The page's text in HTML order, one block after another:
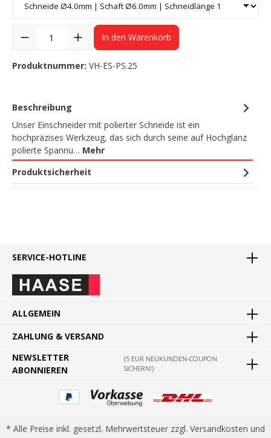
In den Warenkorb
Produktnummer: VH-ES-PS.25
Beschreibung
Unser Einschneider mit polierter Schneide ist ein
hochpräzises Werkzeug, das sich durch seine auf Hochglanz
polierte Spannu… Mehr
Produktsicherheit
SERVICE-HOTLINE
ALLGEMEIN
ZAHLUNG & VERSAND
NEWSLETTER
ABONNIEREN
(5 EUR NEUKUNDEN-COUPON
SICHERN!)
* Alle Preise inkl. gesetzl. Mehrwertsteuer zzgl. Versandkosten und